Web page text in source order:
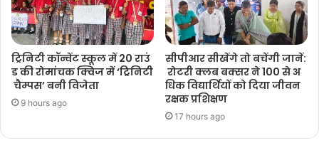
ट्रिनिटी कॉन्वेंट स्कूल में 20 राउं
ड की रोमांचक क्विज में ‘ट्रिनिटी
चैम्पस’ बनी विजेता
9 hours ago
सीपीआर सीखेंगे तो बचेंगी जानें:
रोटरी क्लब बक्सर ने 100 से अ
धिक विद्यार्थियों को दिया जीवन
रक्षक प्रशिक्षण
17 hours ago